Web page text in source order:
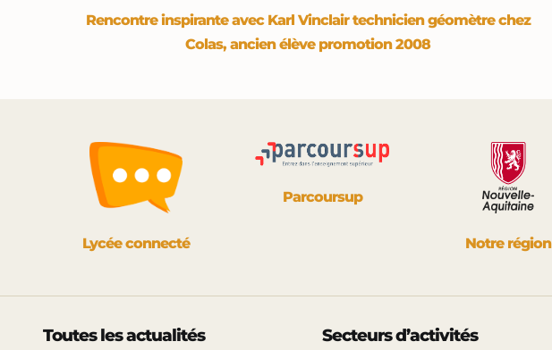
Rencontre inspirante avec Karl Vinclair technicien géomètre chez
Colas, ancien élève promotion 2008
Lycée connecté
Parcoursup
Notre région
Toutes les actualités Secteurs d’activités